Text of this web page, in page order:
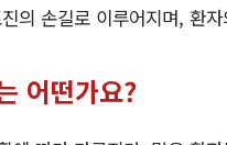
의 손길로 이루어지며, 환
어떤가요?